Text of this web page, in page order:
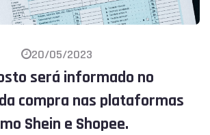
20/05/2023
será informado no
compra nas plataformas
Shein e Shopee.